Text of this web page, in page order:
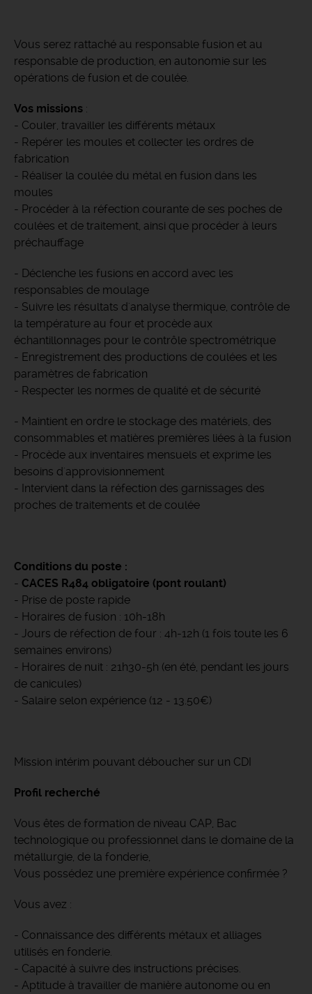
Vous serez rattaché au responsable fusion et au
responsable de production, en autonomie sur les
opérations de fusion et de coulée.
Vos missions :
- Couler, travailler les différents métaux
- Repérer les moules et collecter les ordres de
fabrication
- Réaliser la coulée du métal en fusion dans les
moules
- Procéder à la réfection courante de ses poches de
coulées et de traitement, ainsi que procéder à leurs
préchauffage
- Déclenche les fusions en accord avec les
responsables de moulage
- Suivre les résultats d'analyse thermique, contrôle de
la température au four et procède aux
échantillonnages pour le contrôle spectrométrique
- Enregistrement des productions de coulées et les
paramètres de fabrication
- Respecter les normes de qualité et de sécurité
- Maintient en ordre le stockage des matériels, des
consommables et matières premières liées à la fusion
- Procède aux inventaires mensuels et exprime les
besoins d'approvisionnement
- Intervient dans la réfection des garnissages des
proches de traitements et de coulée
Conditions du poste :
- CACES R484 obligatoire (pont roulant)
- Prise de poste rapide
- Horaires de fusion : 10h-18h
- Jours de réfection de four : 4h-12h (1 fois toute les 6
semaines environs)
- Horaires de nuit : 21h30-5h (en été, pendant les jours
de canicules)
- Salaire selon expérience (12 - 13.50€)
Mission intérim pouvant déboucher sur un CDI
Profil recherché
Vous êtes de formation de niveau CAP, Bac
technologique ou professionnel dans le domaine de la
métallurgie, de la fonderie,
Vous possédez une première expérience confirmée ?
Vous avez :
- Connaissance des différents métaux et alliages
utilisés en fonderie.
- Capacité à suivre des instructions précises.
- Aptitude à travailler de manière autonome ou en